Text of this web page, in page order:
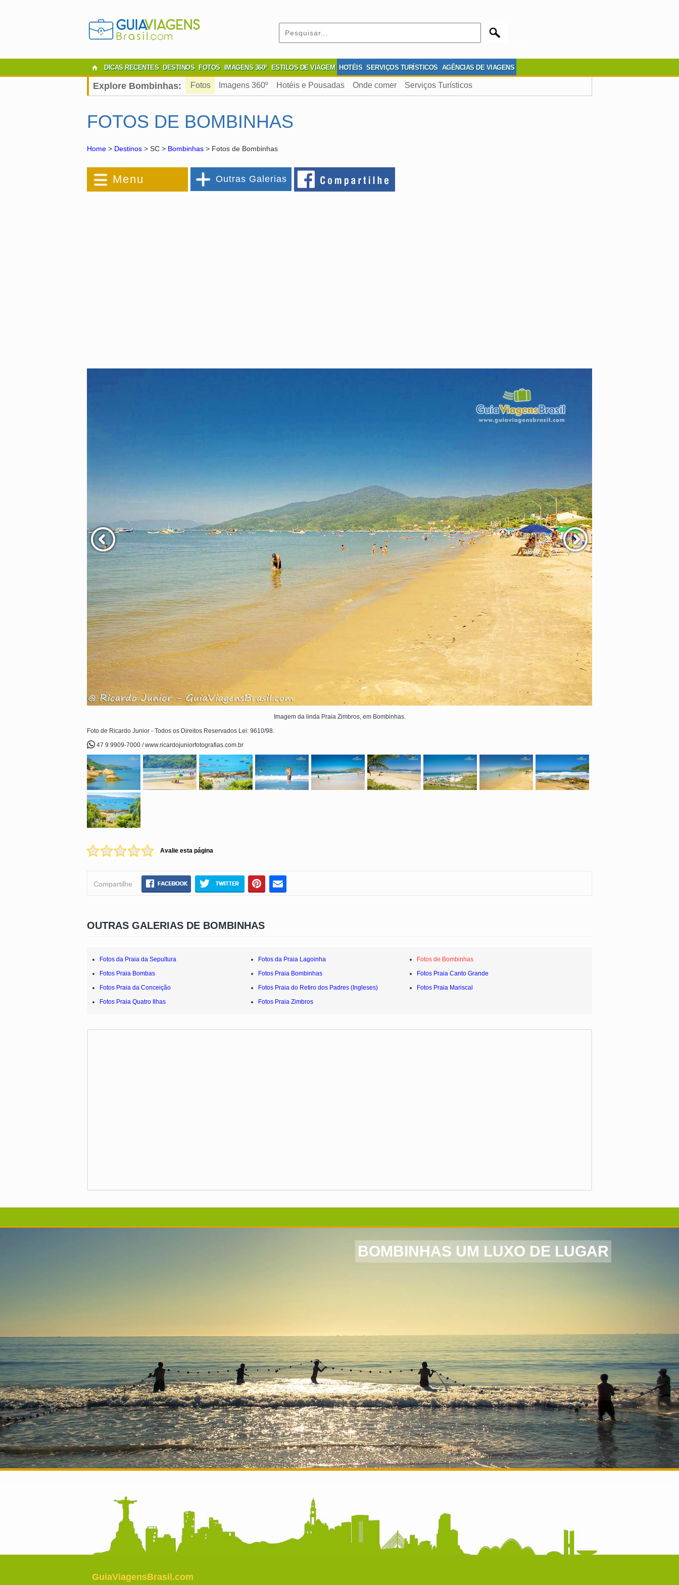
DICAS RECENTES DESTINOS FOTOS IMAGENS 360º ESTILOS DE VIAGEM HOTÉIS SERVIÇOS TURÍSTICOS AGÊNCIAS DE VIAGENS
Explore Bombinhas: Fotos Imagens 360º Hotéis e Pousadas Onde comer Serviços Turísticos
FOTOS DE BOMBINHAS
Home > Destinos > SC > Bombinhas > Fotos de Bombinhas
Menu Outras Galerias
Imagem da linda Praia Zimbros, em Bombinhas.
Foto de Ricardo Junior - Todos os Direitos Reservados Lei: 9610/98.
47 9 9909-7000 / www.ricardojuniorfotografias.com.br
Avalie esta página
Compartilhe
OUTRAS GALERIAS DE BOMBINHAS
Fotos da Praia da Sepultura Fotos da Praia Lagoinha
Fotos de Bombinhas
Fotos Praia Bombas
Fotos Praia Bombinhas
Fotos Praia Canto Grande
Fotos Praia da Conceição
Fotos Praia do Retiro dos Padres (Ingleses)
Fotos Praia Mariscal
Fotos Praia Quatro Ilhas
Fotos Praia Zimbros
BOMBINHAS UM LUXO DE LUGAR
GuiaViagensBrasil.com